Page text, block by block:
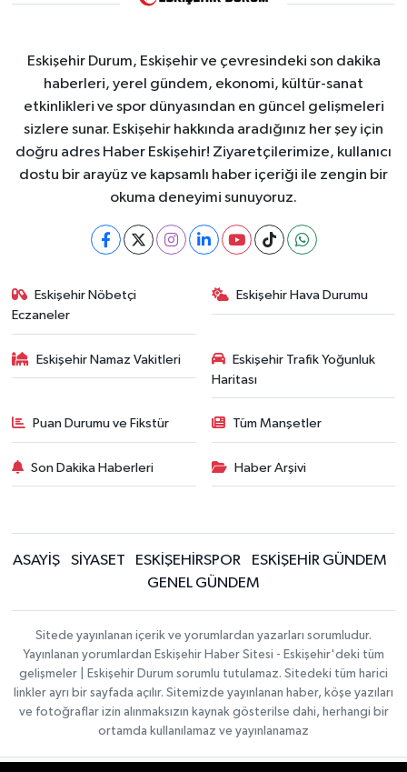
Eskişehir Durum, Eskişehir ve çevresindeki son dakika
haberleri, yerel gündem, ekonomi, kültür-sanat
etkinlikleri ve spor dünyasından en güncel gelişmeleri
sizlere sunar. Eskişehir hakkında aradığınız her şey için
doğru adres Haber Eskişehir! Ziyaretçilerimize, kullanıcı
dostu bir arayüz ve kapsamlı haber içeriği ile zengin bir
okuma deneyimi sunuyoruz.
Eskişehir Nöbetçi
Eczaneler
Eskişehir Hava Durumu
Eskişehir Namaz Vakitleri
Eskişehir Trafik Yoğunluk
Haritası
Puan Durumu ve Fikstür Tüm Manşetler
Son Dakika Haberleri Haber Arşivi
ASAYİŞ SİYASET ESKİŞEHİRSPOR
ESKİŞEHİR GÜNDEM
GENEL GÜNDEM
Sitede yayınlanan içerik ve yorumlardan yazarları sorumludur.
Yayınlanan yorumlardan Eskişehir Haber Sitesi - Eskişehir'deki tüm
gelişmeler | Eskişehir Durum sorumlu tutulamaz. Sitedeki tüm harici
linkler ayrı bir sayfada açılır. Sitemizde yayınlanan haber, köşe yazıları
ve fotoğraflar izin alınmaksızın kaynak gösterilse dahi, herhangi bir
ortamda kullanılamaz ve yayınlanamaz